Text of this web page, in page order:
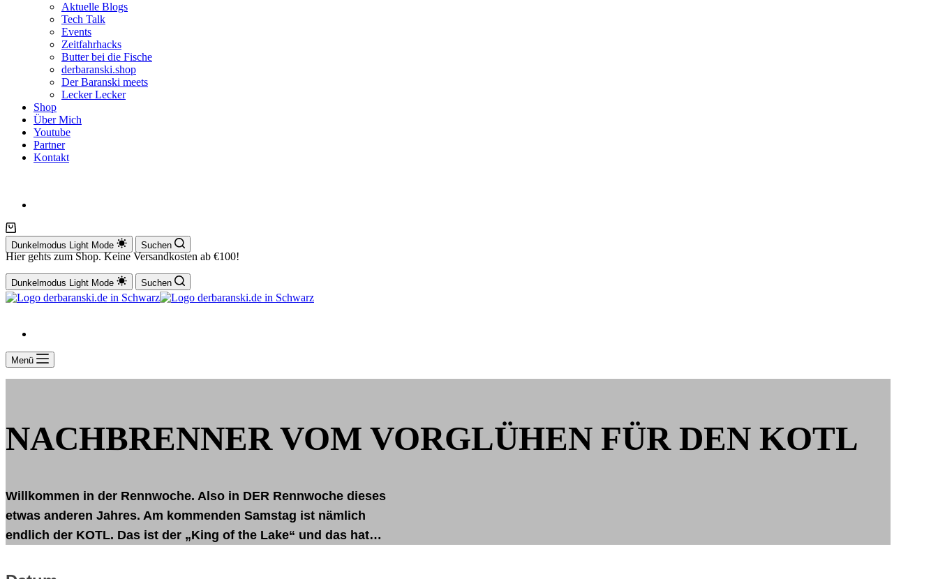
Aktuelle Blogs
Tech Talk
Events
Zeitfahrhacks
Butter bei die Fische
derbaranski.shop
Der Baranski meets
Lecker Lecker
Shop
Über Mich
Youtube
Partner
Kontakt
Dunkelmodus Light Mode Suchen
Hier gehts zum Shop. Keine Versandkosten ab €100!
Dunkelmodus Light Mode Suchen
Menü
NACHBRENNER VOM VORGLÜHEN FÜR DEN KOTL
Willkommen in der Rennwoche. Also in DER Rennwoche dieses
etwas anderen Jahres. Am kommenden Samstag ist nämlich
endlich der KOTL. Das ist der „King of the Lake“ und das hat…